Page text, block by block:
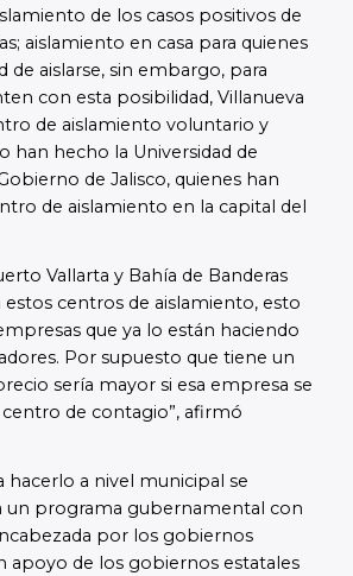
de los casos positivos de
aislamiento en casa para quienes
de aislarse, sin embargo, para
con esta posibilidad, Villanueva
de aislamiento voluntario y
han hecho la Universidad de
de Jalisco, quienes han
de aislamiento en la capital del
Vallarta y Bahía de Banderas
centros de aislamiento, esto
que ya lo están haciendo
Por supuesto que tiene un
sería mayor si esa empresa se
de contagio”, afirmó
hacerlo a nivel municipal se
un programa gubernamental con
por los gobiernos
apoyo de los gobiernos estatales